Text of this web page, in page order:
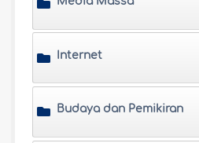
Internet
Budaya dan Pemikiran